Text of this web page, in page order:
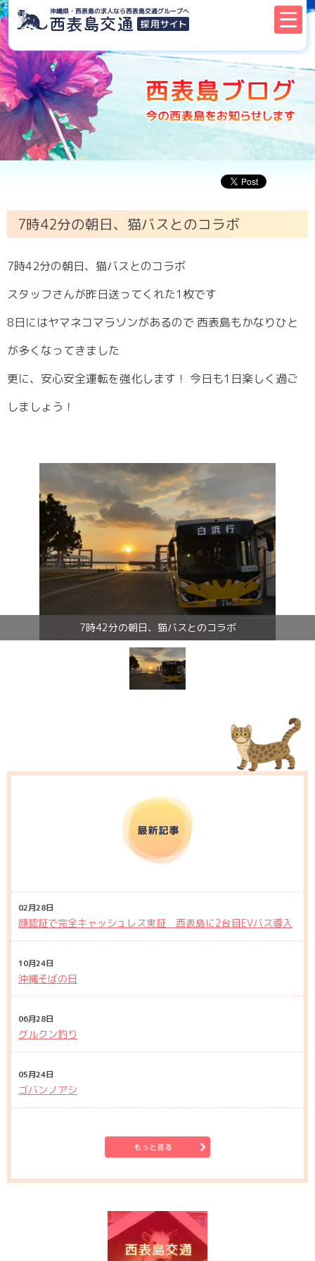
7時42分の朝日、猫バスとのコラボ
7時42分の朝日、猫バスとのコラボ
︎スタッフさんが昨日送ってくれた1枚です
8日にはヤマネコマラソンがあるので 西表島もかなりひと
が多くなってきました
更に、安心安全運転を強化します！ 今日も1日楽しく過ご
しましょう！
7時42分の朝日、猫バスとのコラボ
02月28日
顔認証で完全キャッシュレス実証 西表島に2台目EVバス導入
10月24日
沖縄そばの日
06月28日
グルクン釣り
05月24日
ゴバンノアシ